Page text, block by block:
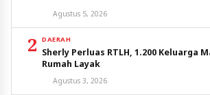
Agustus 5, 2026
2 DAERAH
Sherly Perluas RTLH, 1.200 Keluarga
Rumah Layak
Agustus 3, 2026